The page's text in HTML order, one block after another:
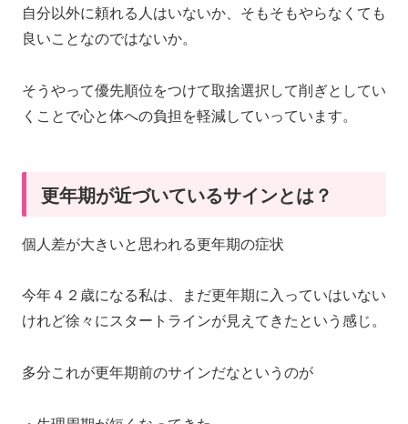
自分以外に頼れる人はいないか、そもそもやらなくても
良いことなのではないか。
そうやって優先順位をつけて取捨選択して削ぎとしてい
くことで心と体への負担を軽減していっています。
更年期が近づいているサインとは？
個人差が大きいと思われる更年期の症状
今年４２歳になる私は、まだ更年期に入っていはいない
けれど徐々にスタートラインが見えてきたという感じ。
多分これが更年期前のサインだなというのが